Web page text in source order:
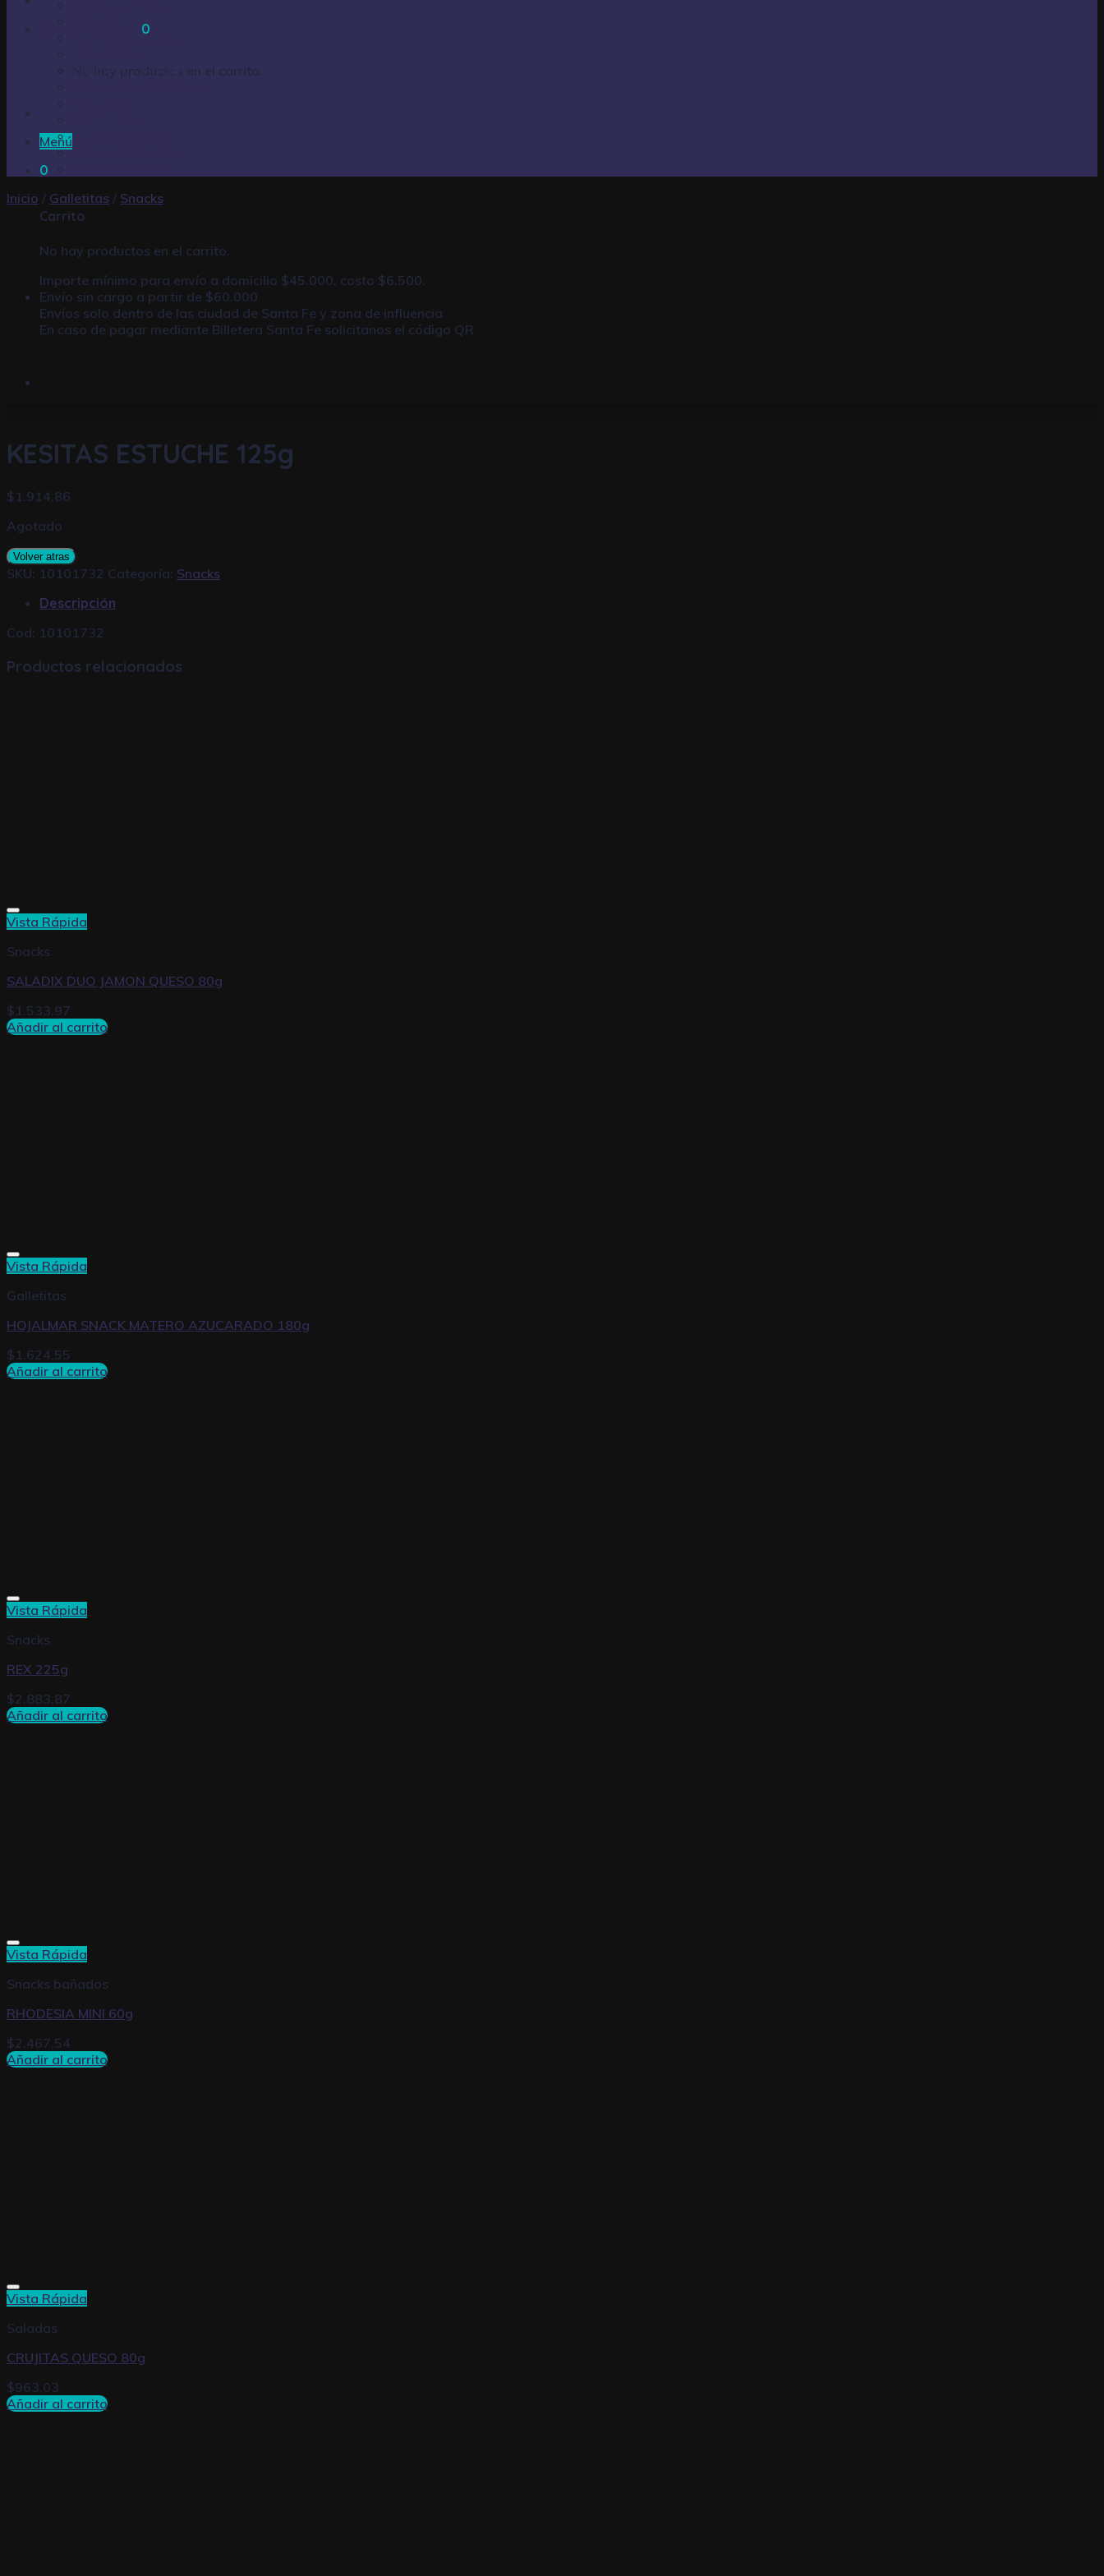
Carrito / 0
No hay productos en el carrito.
Menú
0
Carrito
No hay productos en el carrito.
Importe mínimo para envío a domicilio $45.000, costo $6.500.
Envío sin cargo a partir de $60.000
Envíos solo dentro de las ciudad de Santa Fe y zona de influencia
En caso de pagar mediante Billetera Santa Fe solicitanos el código QR
Huevos de pascua
Limpieza – Hogar
Inicio / Galletitas / Snacks
KESITAS ESTUCHE 125g
$ 1.914,86
Agotado
Volver atras
SKU: 10101732 Categoría: Snacks
Descripción
Cod: 10101732
Productos relacionados
Vista Rápida
Snacks
SALADIX DUO JAMON QUESO 80g
$1.533,97
Añadir al carrito
Vista Rápida
Galletitas
HOJALMAR SNACK MATERO AZUCARADO 180g
$1.624,55
Añadir al carrito
Vista Rápida
Snacks
REX 225g
$2.883,87
Añadir al carrito
Vista Rápida
Snacks bañados
RHODESIA MINI 60g
$2.467,54
Añadir al carrito
Vista Rápida
Saladas
CRUJITAS QUESO 80g
$963,03
Añadir al carrito